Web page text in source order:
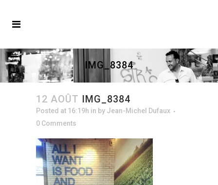
IMG_8384
12 AOÛT IMG_8384
Posted at 16:19h in by Jean-Michel Dufaux
0 Comments